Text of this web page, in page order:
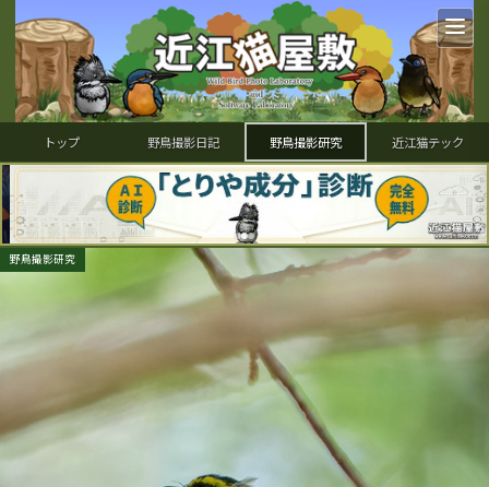
トップ 野鳥撮影日記 野鳥撮影研究 近江猫テック
野鳥撮影研究